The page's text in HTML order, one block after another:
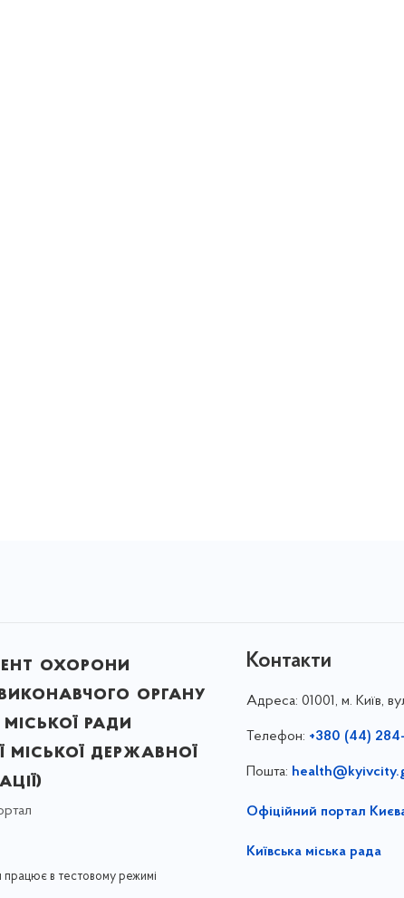
охорони
органу
ради
міської державної
працює в тестовому режимі
Контакти
Адреса: 01001, м. Київ,
Телефон: +380 (44)
Пошта:
Офіційний портал
Київська міська рада